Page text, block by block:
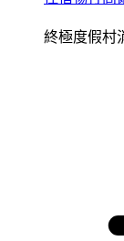
終極度假村